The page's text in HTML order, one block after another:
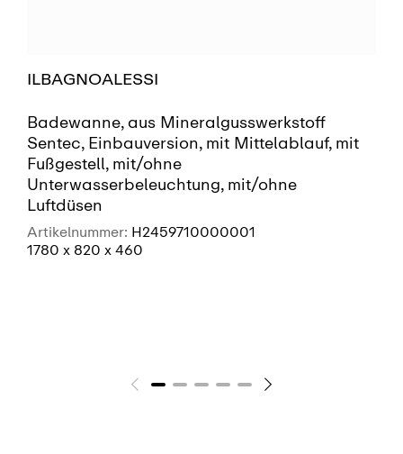
ILBAGNOALESSI
Badewanne, aus Mineralgusswerkstoff
Sentec, Einbauversion, mit Mittelablauf, mit
Fußgestell, mit/ohne
Unterwasserbeleuchtung, mit/ohne
Luftdüsen
Artikelnummer: H2459710000001
1780 x 820 x 460